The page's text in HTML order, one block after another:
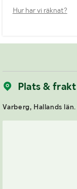
Hur har vi räknat?
Plats & frakt
Varberg, Hallands län.